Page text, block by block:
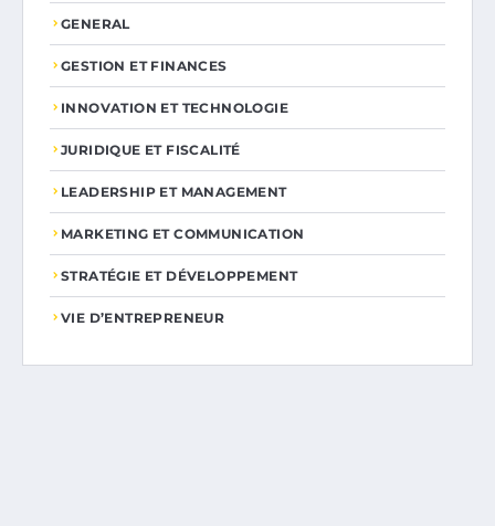
GENERAL
GESTION ET FINANCES
INNOVATION ET TECHNOLOGIE
JURIDIQUE ET FISCALITÉ
LEADERSHIP ET MANAGEMENT
MARKETING ET COMMUNICATION
STRATÉGIE ET DÉVELOPPEMENT
VIE D’ENTREPRENEUR